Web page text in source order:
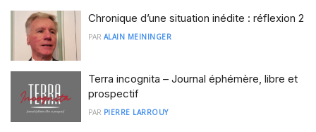
Chronique d’une situation inédite : réflexion 2
PAR ALAIN MEININGER
Terra incognita – Journal éphémère, libre et
prospectif
PAR PIERRE LARROUY